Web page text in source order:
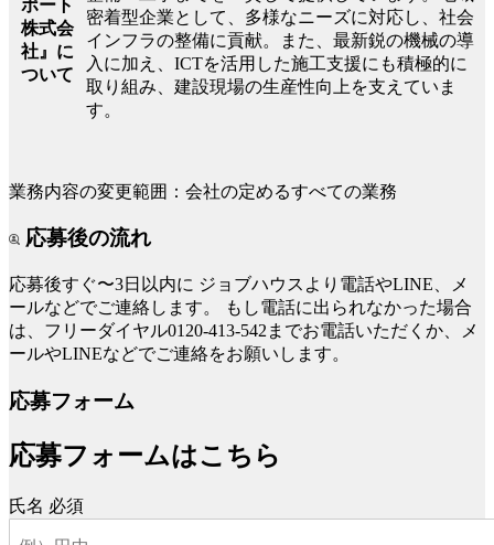
ポート
株式会
社』に
ついて
密着型企業として、多様なニーズに対応し、社会
インフラの整備に貢献。また、最新鋭の機械の導
入に加え、ICTを活用した施工支援にも積極的に
取り組み、建設現場の生産性向上を支えていま
す。
業務内容の変更範囲：会社の定めるすべての業務
応募後の流れ
応募後すぐ〜3日以内に ジョブハウスより電話やLINE、メ
ールなどでご連絡します。
もし電話に出られなかった場合
は、フリーダイヤル0120-413-542までお電話いただくか、メ
ールやLINEなどでご連絡をお願いします。
応募フォーム
応募フォームはこちら
氏名 必須